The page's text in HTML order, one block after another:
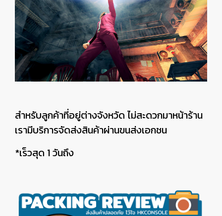
สำหรับลูกค้าที่อยู่ต่างจังหวัด ไม่สะดวกมาหน้าร้าน
เรามีบริการจัดส่งสินค้าผ่านขนส่งเอกชน
*เร็วสุด 1 วันถึง